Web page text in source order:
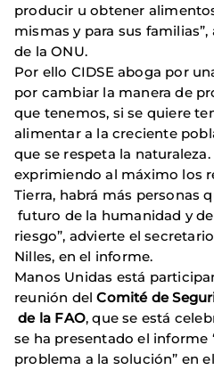
producir u obtener
mismas y para sus
de la ONU.
Por ello CIDSE aboga por
por cambiar la manera de
que tenemos, si se quiere
alimentar a la creciente
que se respeta la
exprimiendo al máximo los
Tierra, habrá más personas
futuro de la humanidad y
riesgo”, advierte el
Nilles, en el informe.
Manos Unidas está
reunión delComité de
de la FAO, que se está
se ha presentado el informe
problema a la solución” en